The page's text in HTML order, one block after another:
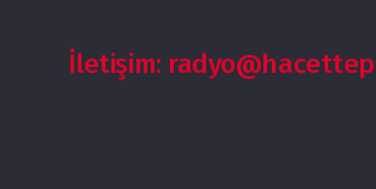
İletişim: